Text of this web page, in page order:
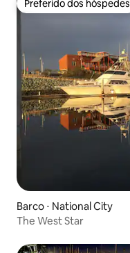
Preferido dos hóspedes
Preferido dos hóspedes
Barco ⋅ National City
The West Star